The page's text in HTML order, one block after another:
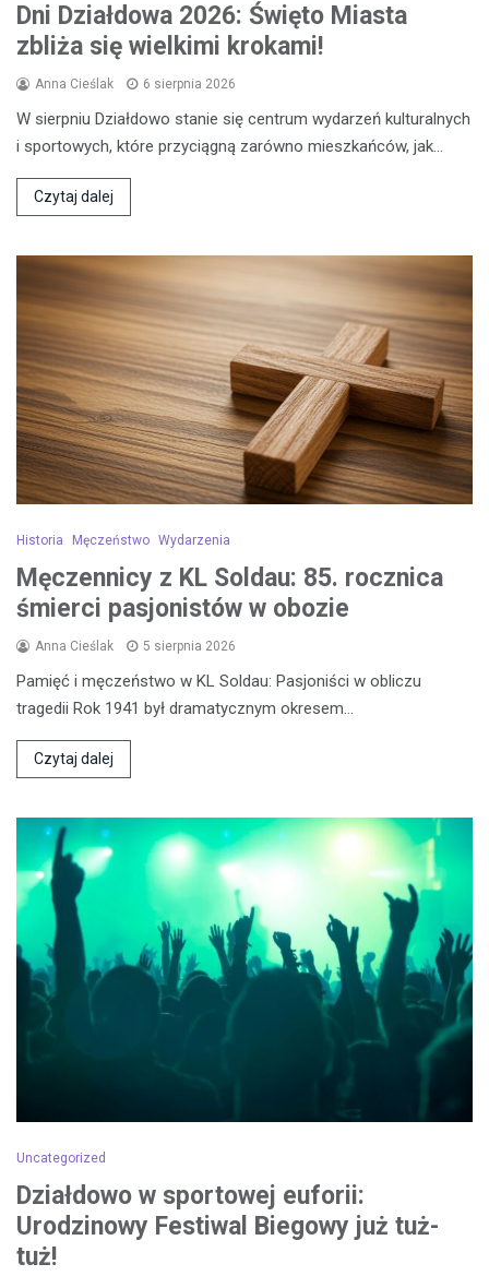
Dni Działdowa 2026: Święto Miasta
zbliża się wielkimi krokami!
Anna Cieślak 6 sierpnia 2026
W sierpniu Działdowo stanie się centrum wydarzeń kulturalnych
i sportowych, które przyciągną zarówno mieszkańców, jak…
Czytaj dalej
Historia Męczeństwo Wydarzenia
Męczennicy z KL Soldau: 85. rocznica
śmierci pasjonistów w obozie
Anna Cieślak 5 sierpnia 2026
Pamięć i męczeństwo w KL Soldau: Pasjoniści w obliczu
tragedii Rok 1941 był dramatycznym okresem…
Czytaj dalej
Uncategorized
Działdowo w sportowej euforii:
Urodzinowy Festiwal Biegowy już tuż-
tuż!